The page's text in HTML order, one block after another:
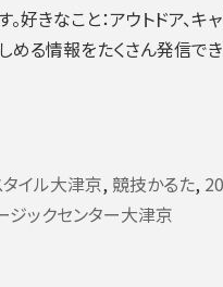
きなこと：アウトドア、キ
める情報をたくさん発信で
イル大津京, 競技かるた,
ジックセンター大津京